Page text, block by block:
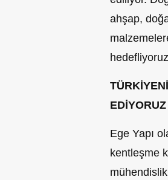
ahşap,
EDİYORUZ
Ege Yapı
kentleşme